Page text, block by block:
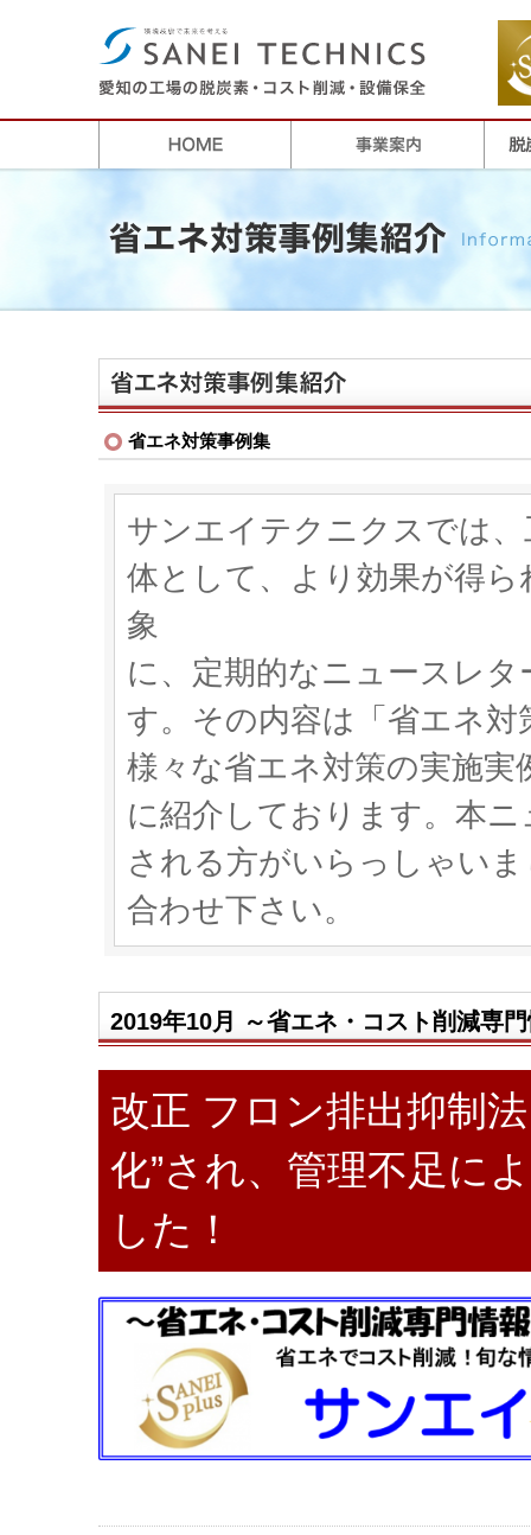
省エネ対策事例集
サンエイテクニクスでは
体として、より効果が得
象
に、定期的なニュースレ
す。その内容は「省エネ
様々な省エネ対策の実施
に紹介しております。本
される方がいらっしゃい
合わせ下さい。
2019年10月 ～省エネ・コスト削減専
改正 フロン排出抑制
化”され、管理不足に
した！